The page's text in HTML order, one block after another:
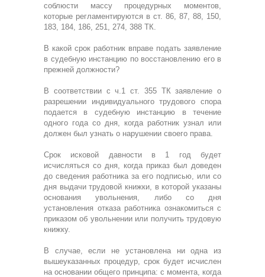
соблюсти массу процедурных моментов,
которые регламентируются в ст. 86, 87, 88, 150,
183, 184, 186, 251, 274, 388 ТК.
В какой срок работник вправе подать заявление
в судебную инстанцию по восстановлению его в
прежней должности?
В соответствии с ч.1 ст. 355 ТК заявление о
разрешении индивидуального трудового спора
подается в судебную инстанцию в течение
одного года со дня, когда работник узнал или
должен был узнать о нарушении своего права.
Срок исковой давности в 1 год будет
исчисляться со дня, когда приказ был доведен
до сведения работника за его подписью, или со
дня выдачи трудовой книжки, в которой указаны
основания увольнения, либо со дня
установления отказа работника ознакомиться с
приказом об увольнении или получить трудовую
книжку.
В случае, если не установлена ни одна из
вышеуказанных процедур, срок будет исчислен
на основании общего принципа: с момента, когда